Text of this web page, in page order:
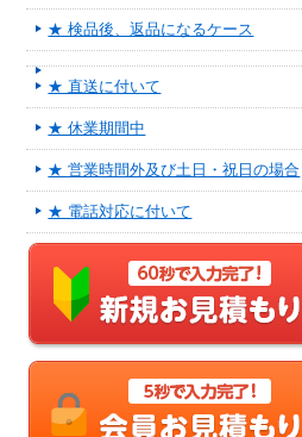
★ 検品後、返品になるケース
★ 直送に付いて
★ 休業期間中
★ 営業時間外及び土日・祝日の場合
★ 電話対応に付いて